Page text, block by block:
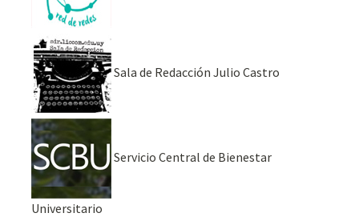
Sala de Redacción Julio Castro
Servicio Central de Bienestar
Universitario